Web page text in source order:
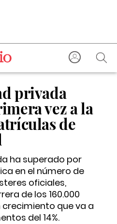
privada
vez a la
de
ha superado por
en el número de
oficiales,
de los 160.000
que va a
del 14%.